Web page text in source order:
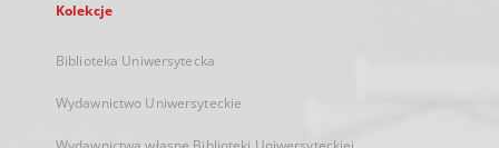
Kolekcje
Biblioteka Uniwersytecka
Wydawnictwo Uniwersyteckie